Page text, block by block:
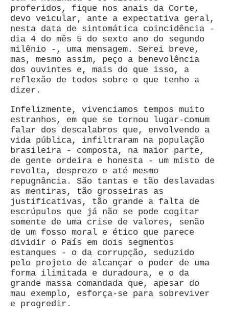
proferidos, fique nos anais da Corte,
devo veicular, ante a expectativa geral,
nesta data de sintomática coincidência -
dia 4 do mês 5 do sexto ano do segundo
milênio -, uma mensagem. Serei breve,
mas, mesmo assim, peço a benevolência
dos ouvintes e, mais do que isso, a
reflexão de todos sobre o que tenho a
dizer.
Infelizmente, vivenciamos tempos muito
estranhos, em que se tornou lugar-comum
falar dos descalabros que, envolvendo a
vida pública, infiltraram na população
brasileira - composta, na maior parte,
de gente ordeira e honesta - um misto de
revolta, desprezo e até mesmo
repugnância. São tantas e tão deslavadas
as mentiras, tão grosseiras as
justificativas, tão grande a falta de
escrúpulos que já não se pode cogitar
somente de uma crise de valores, senão
de um fosso moral e ético que parece
dividir o País em dois segmentos
estanques - o da corrupção, seduzido
pelo projeto de alcançar o poder de uma
forma ilimitada e duradoura, e o da
grande massa comandada que, apesar do
mau exemplo, esforça-se para sobreviver
e progredir.